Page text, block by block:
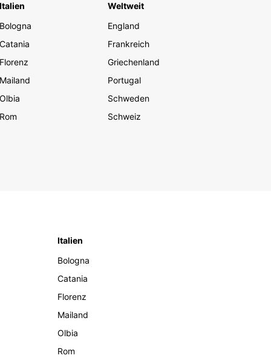
Italien
Bologna
Catania
Florenz
Mailand
Olbia
Rom
Weltweit
England
Frankreich
Griechenland
Portugal
Schweden
Schweiz
Italien
Bologna
Catania
Florenz
Mailand
Olbia
Rom